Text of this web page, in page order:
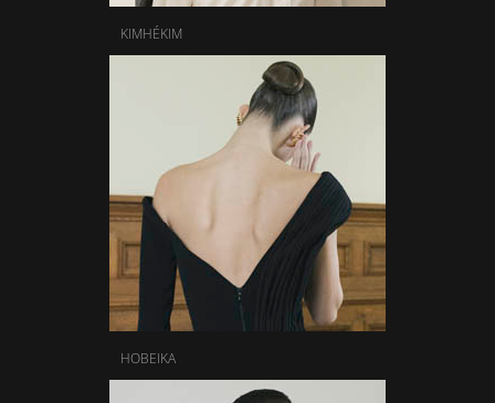
KIMHÉKIM
HOBEIKA